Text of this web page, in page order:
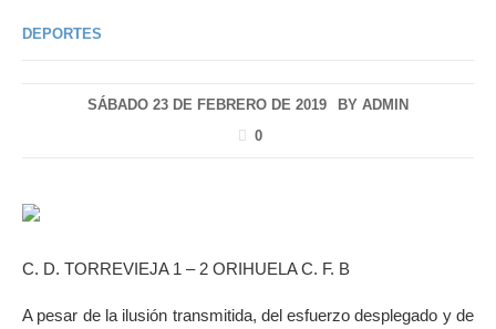
DEPORTES
SÁBADO 23 DE FEBRERO DE 2019 BY ADMIN
0
C. D. TORREVIEJA 1 – 2 ORIHUELA C. F. B
A pesar de la ilusión transmitida, del esfuerzo desplegado y de